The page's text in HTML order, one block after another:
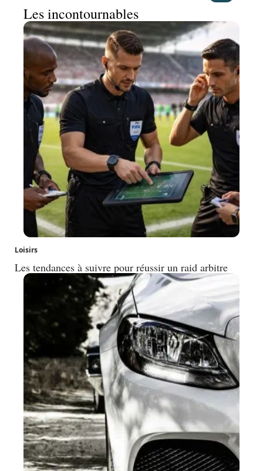
Les incontournables
Loisirs
Les tendances à suivre pour réussir un raid arbitre